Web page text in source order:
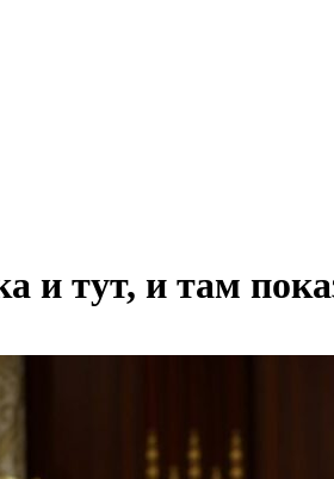
и тут, и там